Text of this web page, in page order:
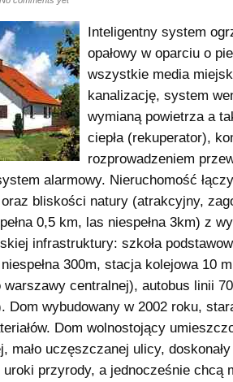
Inteligentny system
opałowy w oparciu o
wszystkie media
kanalizację, system
wymianą powietrza a
ciepła (rekuperator),
rozprowadzeniem
alarmowy. Nieruchomość
bliskości natury (atrakcyjny,
0,5 km, las niespełna 3km) z
infrastruktury: szkoła
300m, stacja kolejowa 10
warszawy centralnej), autobus linii
Dom wybudowany w 2002 roku,
Dom wolnostojący
mało uczęszczanej ulicy,
przyrody, a jednocześnie chcą